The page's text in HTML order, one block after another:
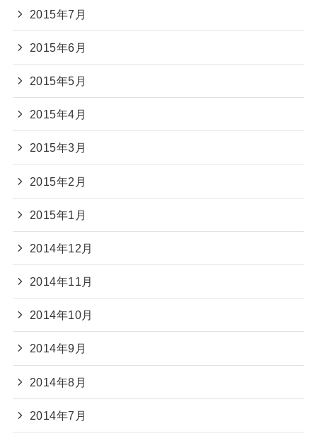
2015年7月
2015年6月
2015年5月
2015年4月
2015年3月
2015年2月
2015年1月
2014年12月
2014年11月
2014年10月
2014年9月
2014年8月
2014年7月